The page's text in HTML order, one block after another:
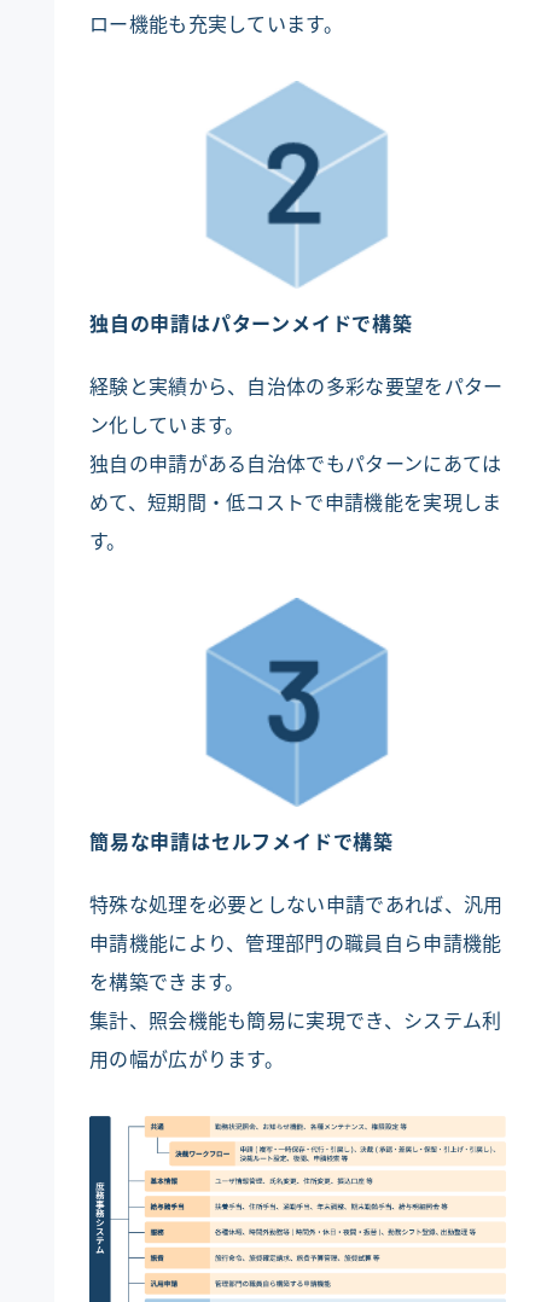
ロー機能も充実しています。
独自の申請はパターンメイドで構築
経験と実績から、自治体の多彩な要望をパター
ン化しています。
独自の申請がある自治体でもパターンにあては
めて、短期間・低コストで申請機能を実現しま
す。
簡易な申請はセルフメイドで構築
特殊な処理を必要としない申請であれば、汎用
申請機能により、管理部門の職員自ら申請機能
を構築できます。
集計、照会機能も簡易に実現でき、システム利
用の幅が広がります。